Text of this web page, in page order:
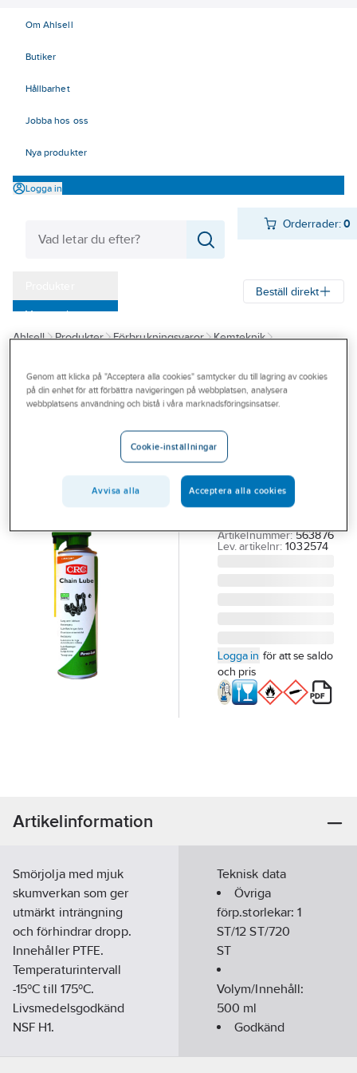
Om Ahlsell
Butiker
Hållbarhet
Jobba hos oss
Nya produkter
Logga in
Orderrader:0
Varumärken
Kampanjer
Outlet
Branscher
Beställ direkt
Ahlsell Produkter Förbrukningsvaror
Kemteknik
CRC
Kedjespray
CRC Chain
Lube
KEDJESPRAY CRC
CHAIN LUBE 500ML
Artikelnummer: 563876
Lev. artikelnr: 1032574
Logga in för att se saldo
och pris
Artikelinformation
Smörjolja med mjuk
skumverkan som ger
utmärkt inträngning
och förhindrar dropp.
Innehåller PTFE.
Temperaturintervall
-15ºC till 175ºC.
Livsmedelsgodkänd
NSF H1.
Teknisk data
Övriga
förp.storlekar:1
ST/12 ST/720
ST
Volym/Innehåll:
500 ml
Godkänd
Genom att klicka på "Acceptera alla cookies" samtycker du till lagring av cookies
på din enhet för att förbättra navigeringen på webbplatsen, analysera
webbplatsens användning och bistå i våra marknadsföringsinsatser.
Cookie-inställningar
Avvisa alla Acceptera alla cookies